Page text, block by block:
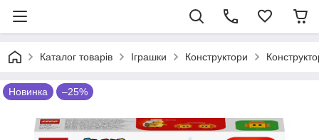
Каталог товарів Іграшки Конструктори
Новинка –25%